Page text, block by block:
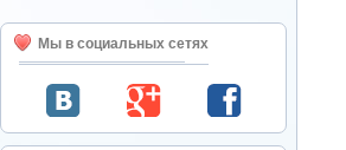
Мы в социальных сетях